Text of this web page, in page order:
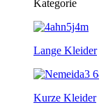
Kategorie
Lange Kleider
Kurze Kleider